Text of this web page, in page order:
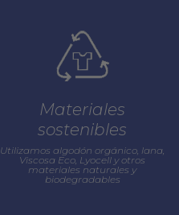
Materiales
sostenibles
Utilizamos algodón orgánico, lana,
Viscosa Eco, Lyocell y otros
materiales naturales y
biodegradables